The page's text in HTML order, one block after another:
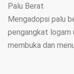
Palu Berat
Mengadopsi palu
pengangkat logam
membuka dan